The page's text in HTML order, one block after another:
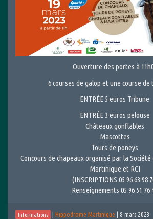
Ouverture des portes à
6 courses de galop et une course
ENTRÉE 5 euros Tribune
ENTRÉE 3 euros pelouse
Châteaux gonflables
Mascottes
Tours de poneys
Concours de chapeaux organisé par la
Martinique et RCI
(INSCRIPTIONS 05 96 63 98
Renseignements 05 96 51 76
Informations | Hippodrome Martinique | 8 mars 2023